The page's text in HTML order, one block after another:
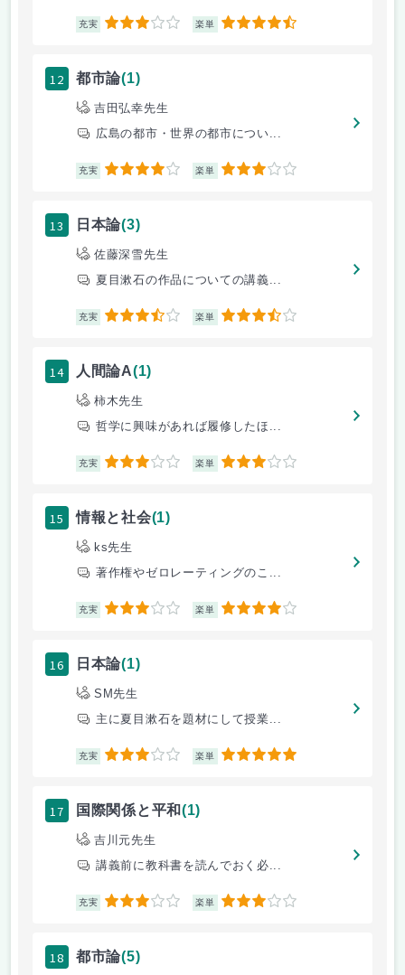
充実 3 楽単 4.5
12 都市論(1)
吉田弘幸先生
広島の都市・世界の都市につい...
充実 4 楽単 3
13 日本論(3)
佐藤深雪先生
夏目漱石の作品についての講義...
充実 3.5 楽単 3.5
14 人間論A(1)
柿木先生
哲学に興味があれば履修したほ...
充実 3 楽単 3
15 情報と社会(1)
ks先生
著作権やゼロレーティングのこ...
充実 3 楽単 4
16 日本論(1)
SM先生
主に夏目漱石を題材にして授業...
充実 3 楽単 5
17 国際関係と平和(1)
吉川元先生
講義前に教科書を読んでおく必...
充実 3 楽単 3
18 都市論(5)